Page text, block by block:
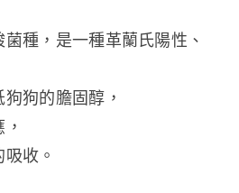
種，是一種革蘭氏陽性、
狗的膽固醇，
收。